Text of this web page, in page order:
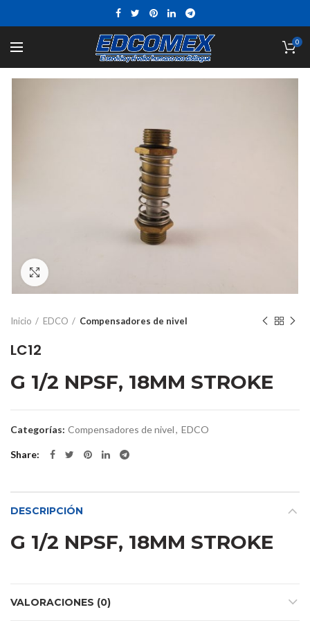
0
Inicio EDCO Compensadores de nivel
LC12
G 1/2 NPSF, 18MM STROKE
Categorías: Compensadores de nivel, EDCO
Share
DESCRIPCIÓN
G 1/2 NPSF, 18MM STROKE
VALORACIONES (0)